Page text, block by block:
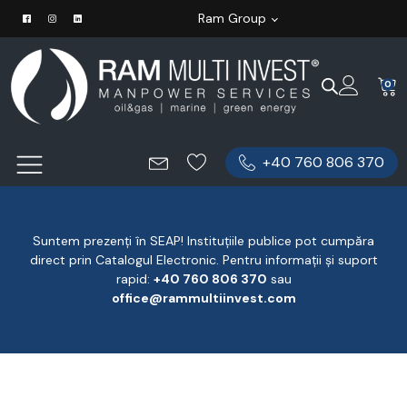
Ram Group
0
+40 760 806 370
Suntem prezenți în SEAP! Instituțiile publice pot cumpăra
direct prin Catalogul Electronic. Pentru informații și suport
rapid: ‪+40 760 806 370 ‬ sau
office@rammultiinvest.com